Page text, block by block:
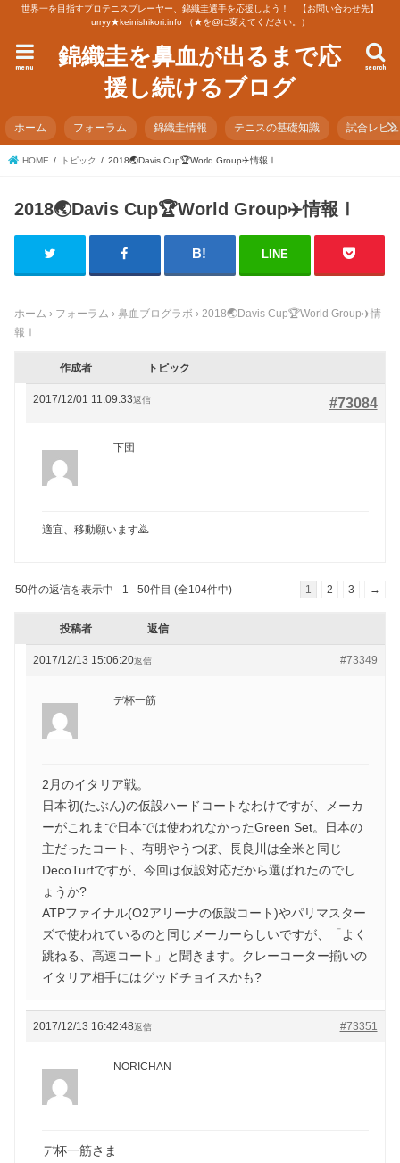
世界一を目指すプロテニスプレーヤー、錦織圭選手を応援しよう！ 【お問い合わせ先】
urryy★keinishikori.info （★を@に変えてください。）
錦織圭を鼻血が出るまで応
援し続けるブログ
search
menu
ホーム フォーラム 錦織圭情報 テニスの基礎知識 試合レビ
HOME トピック 2018🌏Davis Cup🏆World Group✈️情報Ⅰ
2018🌏Davis Cup🏆World Group✈️情報Ⅰ
LINE
ホーム › フォーラム › 鼻血ブログラボ › 2018🌏Davis Cup🏆World Group✈️情
報Ⅰ
作成者 トピック
2017/12/01 11:09:33 #73084
返信
下団
適宜、移動願います🙇
50件の返信を表示中 - 1 - 50件目 (全104件中) 1 2 3 →
投稿者 返信
2017/12/13 15:06:20 #73349
返信
デ杯一筋
2月のイタリア戦。
日本初(たぶん)の仮設ハードコートなわけですが、メーカ
ーがこれまで日本では使われなかったGreen Set。日本の
主だったコート、有明やうつぼ、長良川は全米と同じ
DecoTurfですが、今回は仮設対応だから選ばれたのでし
ょうか?
ATPファイナル(O2アリーナの仮設コート)やパリマスター
ズで使われているのと同じメーカーらしいですが、「よく
跳ねる、高速コート」と聞きます。クレーコーター揃いの
イタリア相手にはグッドチョイスかも?
2017/12/13 16:42:48 #73351
返信
NORICHAN
デ杯一筋さま